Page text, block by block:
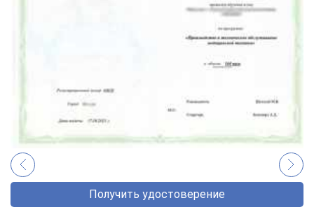
Получить удостоверение